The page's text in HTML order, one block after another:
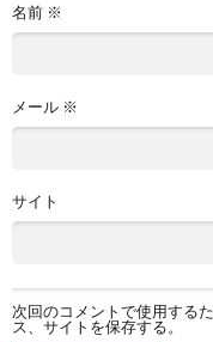
名前 ※
メール ※
サイト
次回のコメントで使用する
ス、サイトを保存する。